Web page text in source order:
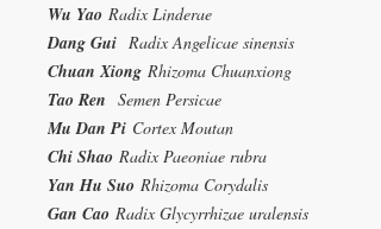
Wu Yao Radix Linderae
Dang Gui Radix Angelicae sinensis
Chuan Xiong Rhizoma Chuanxiong
Tao Ren Semen Persicae
Mu Dan Pi Cortex Moutan
Chi Shao Radix Paeoniae rubra
Yan Hu Suo Rhizoma Corydalis
Gan Cao Radix Glycyrrhizae uralensis